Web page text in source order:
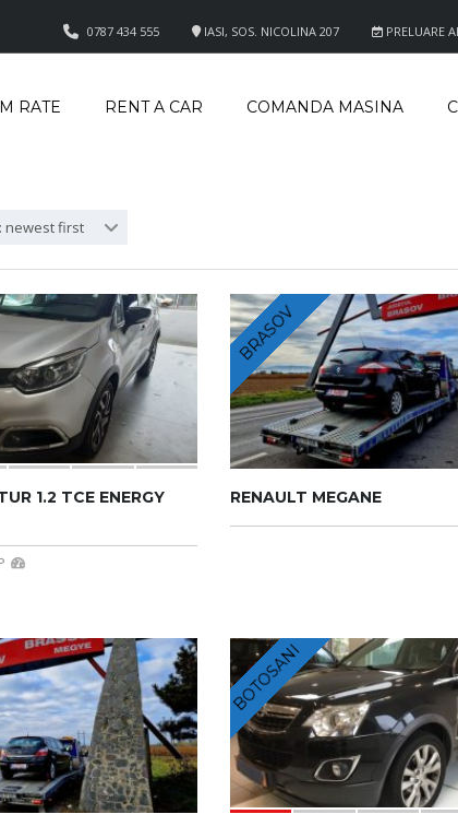
PRELUARE
IASI, SOS. NICOLINA 207
0787 434 555
RATE RENT A CAR COMANDA MASINA
newest first
1.2 TCE ENERGY
BRASOV
RENAULT MEGANE
BOTOSANI